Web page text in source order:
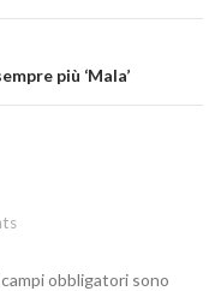
più ‘Mala’
obbligatori sono